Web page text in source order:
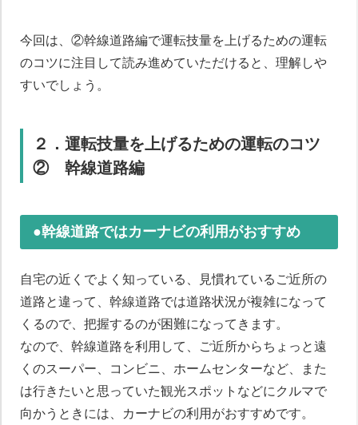
今回は、②幹線道路編で運転技量を上げるための運転
のコツに注目して読み進めていただけると、理解しや
すいでしょう。
２．運転技量を上げるための運転のコツ
② 幹線道路編
●幹線道路ではカーナビの利用がおすすめ
自宅の近くでよく知っている、見慣れているご近所の
道路と違って、幹線道路では道路状況が複雑になって
くるので、把握するのが困難になってきます。
なので、幹線道路を利用して、ご近所からちょっと遠
くのスーパー、コンビニ、ホームセンターなど、また
は行きたいと思っていた観光スポットなどにクルマで
向かうときには、カーナビの利用がおすすめです。